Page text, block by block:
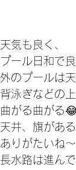
天気も良く、
プール日和で
外のプールは
背泳ぎなどの
曲がる曲がる
天井、旗がある
ありがたいね
長水路は進ん